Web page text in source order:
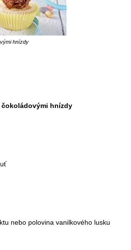
hnízdy
hnízdy
nebo polovina vanilkového lusku